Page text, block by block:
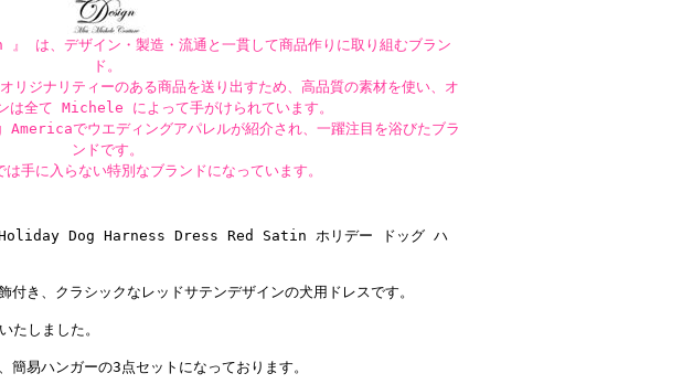
、デザイン・製造・流通と一貫して商品作りに取り組むブラン
ド。
リジナリティーのある商品を送り出すため、高品質の素材を使い、オ
は全て Michele によって手がけられています。
でウエディングアパレルが紹介され、一躍注目を浴びたブラ
ンドです。
は手に入らない特別なブランドになっています。
Holiday Dog Harness Dress Red Satin ホリデー ドッグ ハ
付き、クラシックなレッドサテンデザインの犬用ドレスです。
たしました。
簡易ハンガーの3点セットになっております。